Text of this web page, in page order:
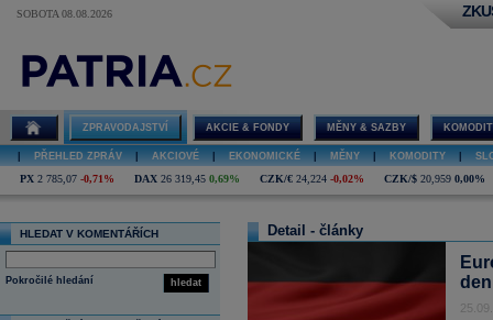
SOBOTA 08.08.2026
ZPRAVODAJSTVÍ AKCIE & FONDY MĚNY & SAZBY
PŘEHLED ZPRÁV AKCIOVÉ EKONOMICKÉ MĚNY KOMODITY
PX 2 785,07 -0,71% DAX 26 319,45 0,69% CZK/€ 24,224 -0,02% CZK/$ 20,959 0,00%
HLEDAT V KOMENTÁŘÍCH
hledat
Pokročilé hledání
Detail - články